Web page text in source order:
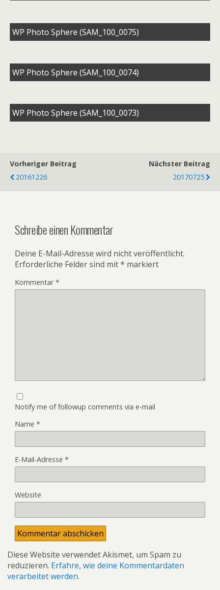
WP Photo Sphere (SAM_100_0075)
WP Photo Sphere (SAM_100_0074)
WP Photo Sphere (SAM_100_0073)
Vorheriger Beitrag
20161226
Nächster Beitrag
20170725
Schreibe einen Kommentar
Deine E-Mail-Adresse wird nicht veröffentlicht.
Erforderliche Felder sind mit* markiert
Kommentar*
Notify me of followup comments via e-mail
Name *
E-Mail-Adresse *
Website
Diese Website verwendet Akismet, um Spam zu
reduzieren. Erfahre, wie deine Kommentardaten
verarbeitet werden.